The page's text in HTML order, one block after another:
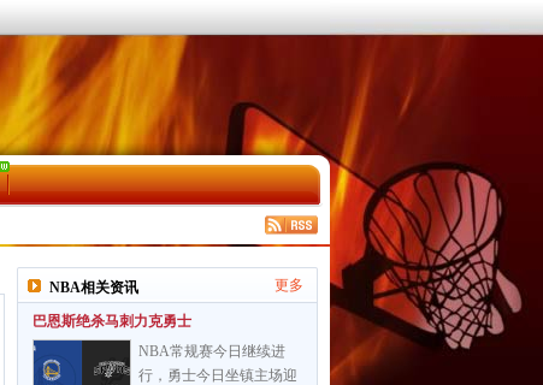
NBA相关资讯 更多
巴恩斯绝杀马刺力克勇士
NBA常规赛今日继续进
行，勇士今日坐镇主场迎